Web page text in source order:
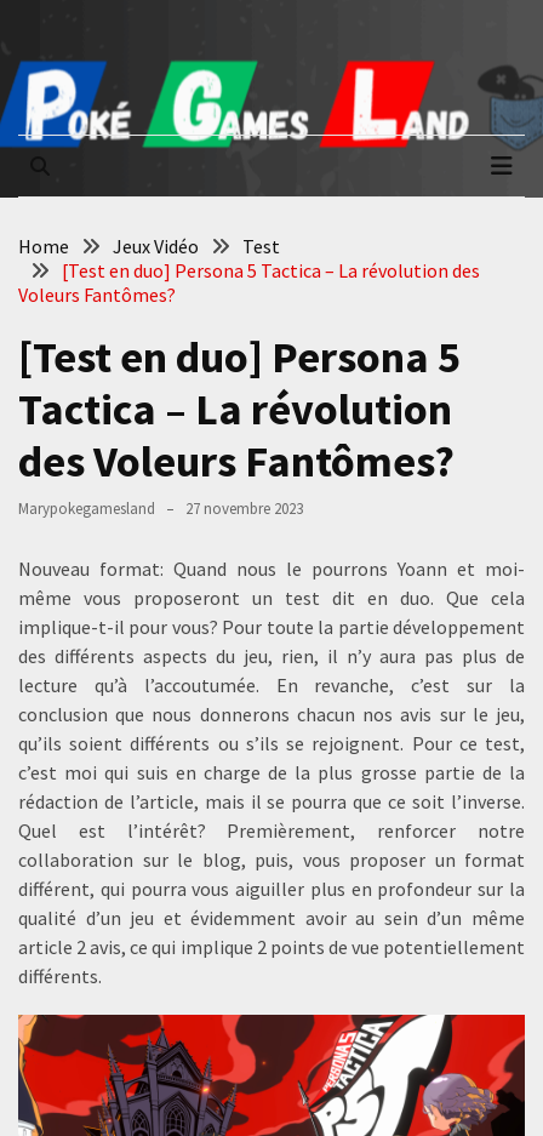
content
content
Poké Games
La passion du jeu vidéo
Home Jeux Vidéo
Test
[Test en duo] Persona 5 Tactica – La révolution des
Voleurs Fantômes?
[Test en duo] Persona 5
Tactica – La révolution
des Voleurs Fantômes?
Marypokegamesland 27 novembre 2023
Nouveau format: Quand nous le pourrons Yoann et moi-
même vous proposeront un test dit en duo. Que cela
implique-t-il pour vous? Pour toute la partie développement
des différents aspects du jeu, rien, il n’y aura pas plus de
lecture qu’à l’accoutumée. En revanche, c’est sur la
conclusion que nous donnerons chacun nos avis sur le jeu,
qu’ils soient différents ou s’ils se rejoignent. Pour ce test,
c’est moi qui suis en charge de la plus grosse partie de la
rédaction de l’article, mais il se pourra que ce soit l’inverse.
Quel est l’intérêt? Premièrement, renforcer notre
collaboration sur le blog, puis, vous proposer un format
différent, qui pourra vous aiguiller plus en profondeur sur la
qualité d’un jeu et évidemment avoir au sein d’un même
article 2 avis, ce qui implique 2 points de vue potentiellement
différents.